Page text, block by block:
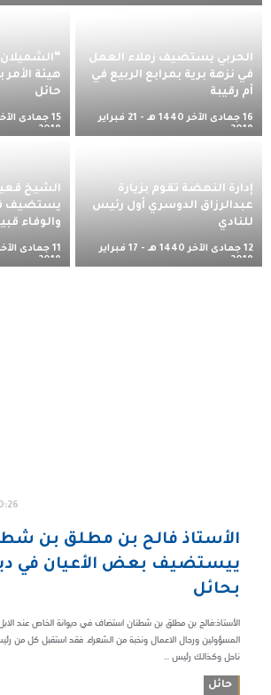
الحربي يستضيف زملاء العمل
في نزهة برية بمرابع الربيع في
أم رقيبة
16 جمادى الآخر 1440 هـ - 21 فبراير
2019 م
هيئة
حائل
2019 م
إدارة النهضة تقوم بزيارة
عبدالرزاق الدوسري أول رئيس
للنادي
12 جمادى الآخر 1440 هـ - 17 فبراير
2019 م
الشيخ
يستضيف
والوفاء
2019 م
الأستاذ فالح بن مطلق بن
ييستضيف بعض الأعيان في
بحائل
الأستاذ:فالح بن مطلق بن شطنان استضاف في ديوانة الخاص عند
المسؤولين ورجال الاعمال ونخبة من الشعراء. فقد استقبل كل من
ناحل وكذالك رئيس ...
حائل